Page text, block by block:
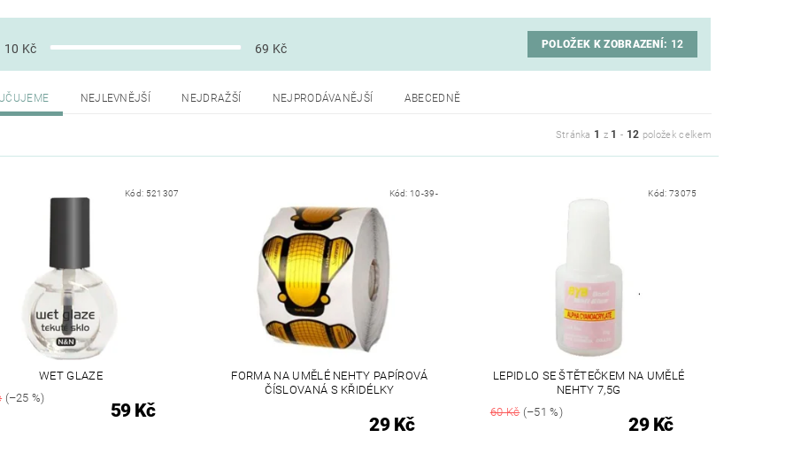
10 Kč 69 Kč POLOŽEK K ZOBRAZENÍ: 12
NEJLEVNĚJŠÍ NEJDRAŽŠÍ NEJPRODÁVANĚJŠÍ ABECEDNĚ
Stránka 1 z 1 - 12 položek celkem
Kód: 521307
WET GLAZE
(–25 %)
59 Kč
Kód: 10-39-
FORMA NA UMĚLÉ NEHTY PAPÍROVÁ
ČÍSLOVANÁ S KŘIDÉLKY
29 Kč
Kód:73075
LEPIDLO SE ŠTĚTEČKEM NA UMĚLÉ
NEHTY 7,5G
60 Kč(–51 %)
29 Kč